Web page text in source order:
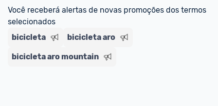
regras do cartão N Card, clique aqui.
Entrega Expressa
*Confira aqui as regras e condições!
Você receberá alertas de novas promoções dos termos
selecionados
bicicleta
bicicleta aro
bicicleta aro mountain